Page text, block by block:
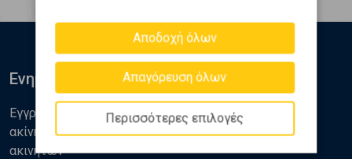
Αποδοχή όλων
Απαγόρευση όλων
Περισσότερες επιλογές
Ενημερωθείτε
Εγγραφείτε στο newsletter της Golden Home για νέα
ακίνητα, αναλύσεις και διάφορα θέματα της αγοράς
ακινήτων